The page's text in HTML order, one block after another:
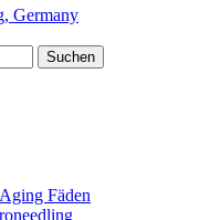
Germany
Fäden